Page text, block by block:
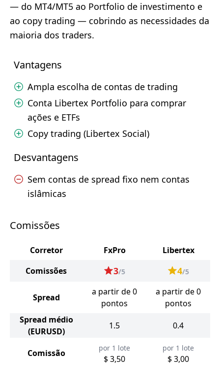
— do MT4/MT5 ao Portfolio de investimento e
ao copy trading — cobrindo as necessidades da
maioria dos traders.
Vantagens
Ampla escolha de contas de trading
Conta Libertex Portfolio para comprar
ações e ETFs
Copy trading (Libertex Social)
Desvantagens
Sem contas de spread fixo nem contas
islâmicas
Comissões
Corretor FxPro
Libertex
Comissões
3/5 4/5
Spread
a partir de 0
pontos
a partir de 0
pontos
Spread médio
(EURUSD)
1.5 0.4
Comissão por 1 lote
$ 3,50
por 1 lote
$ 3,00